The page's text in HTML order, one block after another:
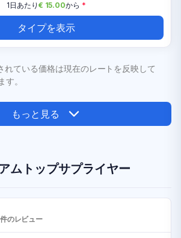
1日あたり € 15.00から *
タイプを表示
れている価格は現在のレートを反映して
す。
もっと見る
ムトップサプライヤー
のレビュー